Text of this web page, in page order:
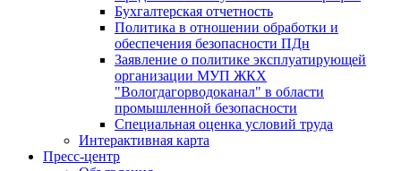
Бухгалтерская отчетность
Политика в отношении обработки и
обеспечения безопасности ПДн
Заявление о политике эксплуатирующей
организации МУП ЖКХ
"Вологдагорводоканал" в области
промышленной безопасности
Специальная оценка условий труда
Интерактивная карта
Пресс-центр